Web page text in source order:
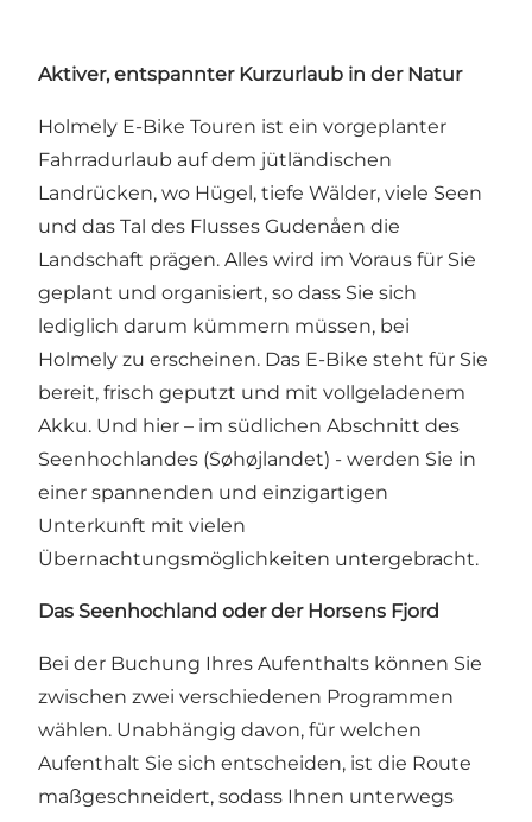
Aktiver, entspannter Kurzurlaub in der Natur
Holmely E-Bike Touren ist ein vorgeplanter
Fahrradurlaub auf dem jütländischen
Landrücken, wo Hügel, tiefe Wälder, viele Seen
und das Tal des Flusses Gudenåen die
Landschaft prägen. Alles wird im Voraus für Sie
geplant und organisiert, so dass Sie sich
lediglich darum kümmern müssen, bei
Holmely zu erscheinen. Das E-Bike steht für Sie
bereit, frisch geputzt und mit vollgeladenem
Akku. Und hier – im südlichen Abschnitt des
Seenhochlandes (Søhøjlandet) - werden Sie in
einer spannenden und einzigartigen
Unterkunft mit vielen
Übernachtungsmöglichkeiten untergebracht.
Das Seenhochland oder der Horsens Fjord
Bei der Buchung Ihres Aufenthalts können Sie
zwischen zwei verschiedenen Programmen
wählen. Unabhängig davon, für welchen
Aufenthalt Sie sich entscheiden, ist die Route
maßgeschneidert, sodass Ihnen unterwegs